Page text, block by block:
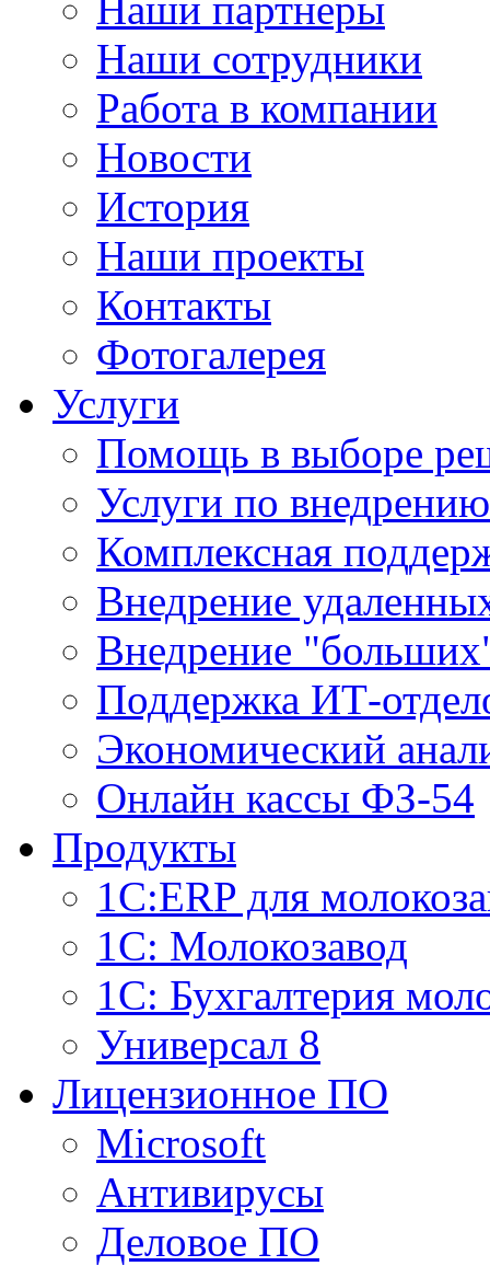
Наши сотрудники
Работа в компании
Новости
История
Наши проекты
Контакты
Фотогалерея
Услуги
Помощь в выборе
Услуги по внедрению
Комплексная
Внедрение
Внедрение
Поддержка ИТ-
Экономический
Онлайн кассы ФЗ-54
Продукты
1С:ERP для
1C: Молокозавод
1С: Бухгалтерия
Универсал 8
Лицензионное ПО
Microsoft
Антивирусы
Деловое ПО